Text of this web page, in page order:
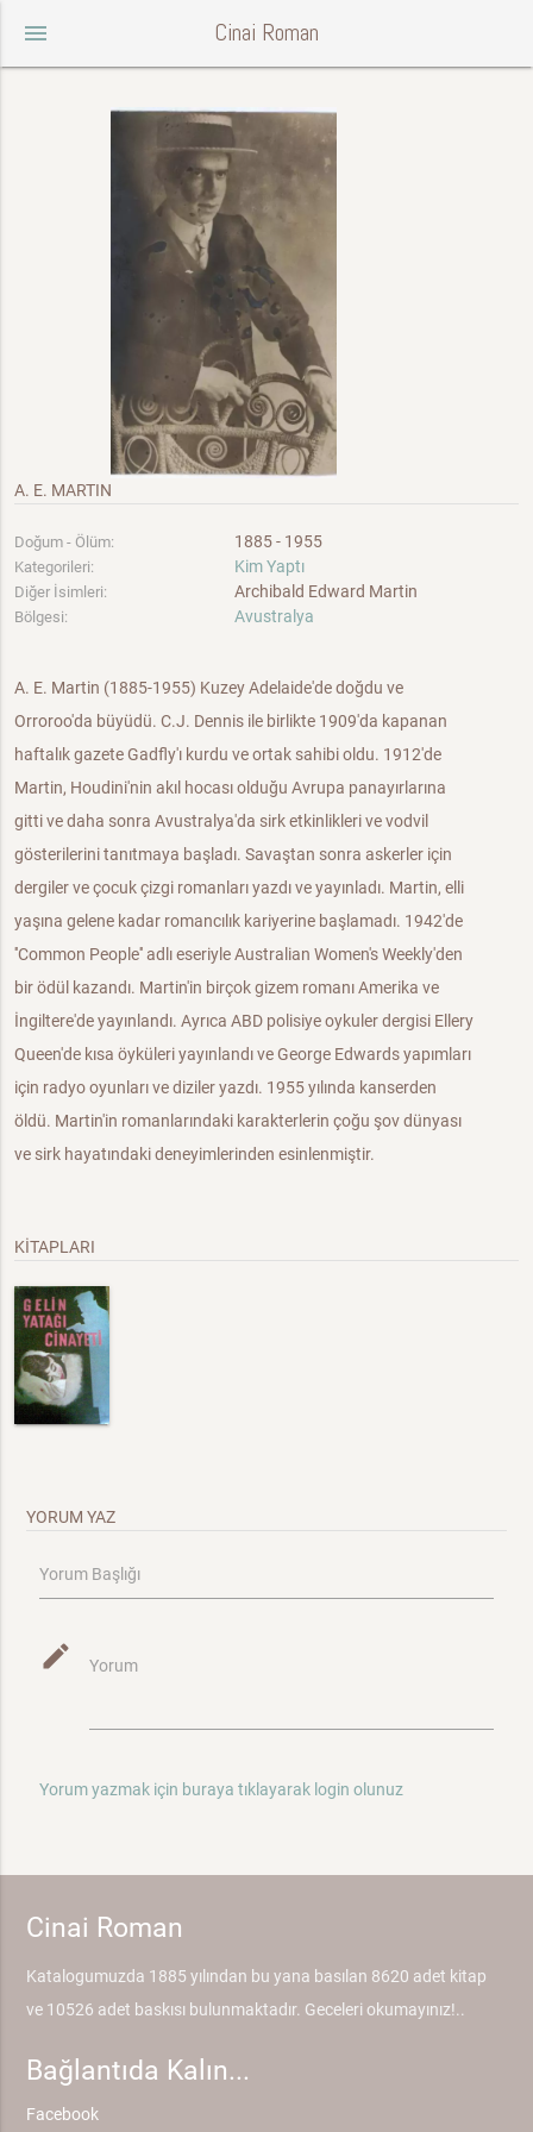
menu Cinai Roman
A. E. MARTIN
Doğum - Ölüm: 1885 - 1955
Kategorileri: Kim Yaptı
Diğer İsimleri: Archibald Edward Martin
Bölgesi: Avustralya
A. E. Martin (1885-1955) Kuzey Adelaide'de doğdu ve
Orroroo'da büyüdü. C.J. Dennis ile birlikte 1909'da kapanan
haftalık gazete Gadfly'ı kurdu ve ortak sahibi oldu. 1912'de
Martin, Houdini'nin akıl hocası olduğu Avrupa panayırlarına
gitti ve daha sonra Avustralya'da sirk etkinlikleri ve vodvil
gösterilerini tanıtmaya başladı. Savaştan sonra askerler için
dergiler ve çocuk çizgi romanları yazdı ve yayınladı. Martin, elli
yaşına gelene kadar romancılık kariyerine başlamadı. 1942'de
''Common People'' adlı eseriyle Australian Women's Weekly'den
bir ödül kazandı. Martin'in birçok gizem romanı Amerika ve
İngiltere'de yayınlandı. Ayrıca ABD polisiye oykuler dergisi Ellery
Queen'de kısa öyküleri yayınlandı ve George Edwards yapımları
için radyo oyunları ve diziler yazdı. 1955 yılında kanserden
öldü. Martin'in romanlarındaki karakterlerin çoğu şov dünyası
ve sirk hayatındaki deneyimlerinden esinlenmiştir.
KİTAPLARI
YORUM YAZ
Yorum Başlığı
mode_edit Yorum
Yorum yazmak için buraya tıklayarak login olunuz
Cinai Roman
Katalogumuzda 1885 yılından bu yana basılan 8620 adet kitap
ve 10526 adet baskısı bulunmaktadır. Geceleri okumayınız!..
Bağlantıda Kalın...
Facebook